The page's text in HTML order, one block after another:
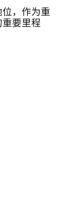
，作为重
要里程